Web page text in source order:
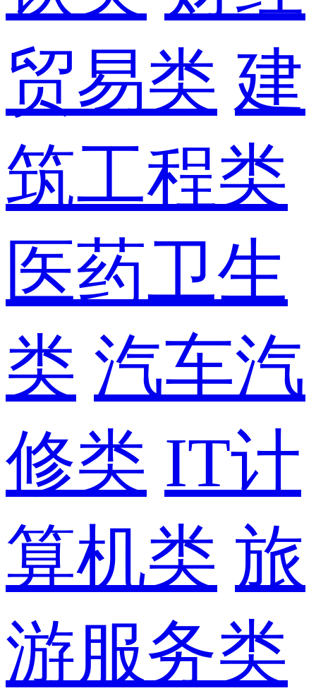
贸易类 建
筑工程类
医药卫生
类 汽车汽
修类 IT计
算机类 旅
游服务类